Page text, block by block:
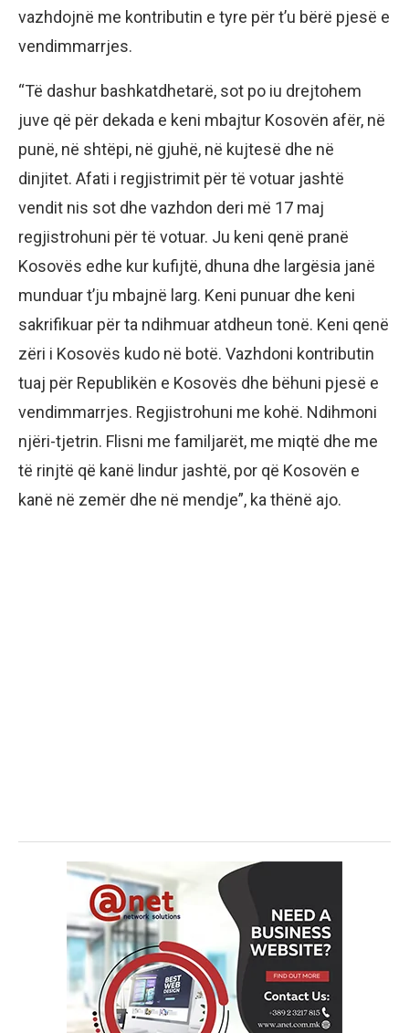
vazhdojnë me kontributin e tyre për t’u bërë pjesë e
vendimmarrjes.
“Të dashur bashkatdhetarë, sot po iu drejtohem
juve që për dekada e keni mbajtur Kosovën afër, në
punë, në shtëpi, në gjuhë, në kujtesë dhe në
dinjitet. Afati i regjistrimit për të votuar jashtë
vendit nis sot dhe vazhdon deri më 17 maj
regjistrohuni për të votuar. Ju keni qenë pranë
Kosovës edhe kur kufijtë, dhuna dhe largësia janë
munduar t’ju mbajnë larg. Keni punuar dhe keni
sakrifikuar për ta ndihmuar atdheun tonë. Keni qenë
zëri i Kosovës kudo në botë. Vazhdoni kontributin
tuaj për Republikën e Kosovës dhe bëhuni pjesë e
vendimmarrjes. Regjistrohuni me kohë. Ndihmoni
njëri-tjetrin. Flisni me familjarët, me miqtë dhe me
të rinjtë që kanë lindur jashtë, por që Kosovën e
kanë në zemër dhe në mendje”, ka thënë ajo.